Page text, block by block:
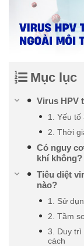
Mục lục
Virus HPV
1. Yếu
2. Thời
Có nguy
khí không?
Tiêu diệt
nào?
1. Sử
2. Tầm
3. Duy trì
cách